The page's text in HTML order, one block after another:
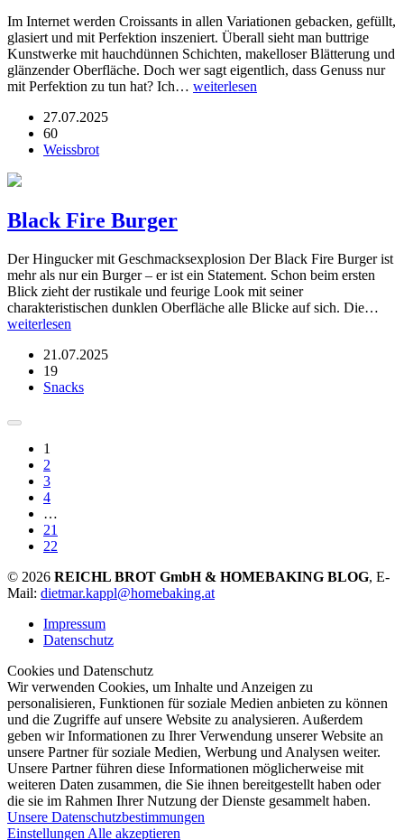
Im Internet werden Croissants in allen Variationen gebacken, gefüllt,
glasiert und mit Perfektion inszeniert. Überall sieht man buttrige
Kunstwerke mit hauchdünnen Schichten, makelloser Blätterung und
glänzender Oberfläche. Doch wer sagt eigentlich, dass Genuss nur
mit Perfektion zu tun hat? Ich… weiterlesen
27.07.2025
60
Weissbrot
Black Fire Burger
Der Hingucker mit Geschmacksexplosion Der Black Fire Burger ist
mehr als nur ein Burger – er ist ein Statement. Schon beim ersten
Blick zieht der rustikale und feurige Look mit seiner
charakteristischen dunklen Oberfläche alle Blicke auf sich. Die…
weiterlesen
21.07.2025
19
Snacks
1
2
3
4
…
21
22
© 2026 REICHL BROT GmbH & HOMEBAKING BLOG, E-
Mail: dietmar.kappl@homebaking.at
Impressum
Datenschutz
Cookies und Datenschutz
Wir verwenden Cookies, um Inhalte und Anzeigen zu
personalisieren, Funktionen für soziale Medien anbieten zu können
und die Zugriffe auf unsere Website zu analysieren. Außerdem
geben wir Informationen zu Ihrer Verwendung unserer Website an
unsere Partner für soziale Medien, Werbung und Analysen weiter.
Unsere Partner führen diese Informationen möglicherweise mit
weiteren Daten zusammen, die Sie ihnen bereitgestellt haben oder
die sie im Rahmen Ihrer Nutzung der Dienste gesammelt haben.
Unsere Datenschutzbestimmungen
Einstellungen Alle akzeptieren